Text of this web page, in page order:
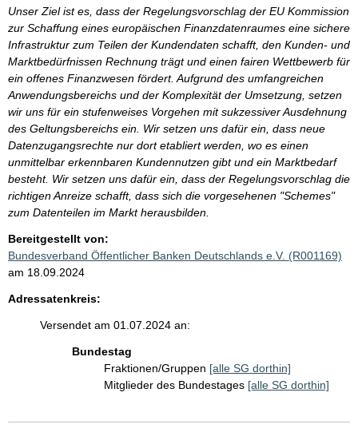
Unser Ziel ist es, dass der Regelungsvorschlag der EU Kommission
zur Schaffung eines europäischen Finanzdatenraumes eine sichere
Infrastruktur zum Teilen der Kundendaten schafft, den Kunden- und
Marktbedürfnissen Rechnung trägt und einen fairen Wettbewerb für
ein offenes Finanzwesen fördert. Aufgrund des umfangreichen
Anwendungsbereichs und der Komplexität der Umsetzung, setzen
wir uns für ein stufenweises Vorgehen mit sukzessiver Ausdehnung
des Geltungsbereichs ein. Wir setzen uns dafür ein, dass neue
Datenzugangsrechte nur dort etabliert werden, wo es einen
unmittelbar erkennbaren Kundennutzen gibt und ein Marktbedarf
besteht. Wir setzen uns dafür ein, dass der Regelungsvorschlag die
richtigen Anreize schafft, dass sich die vorgesehenen "Schemes"
zum Datenteilen im Markt herausbilden.
Bereitgestellt von:
Bundesverband Öffentlicher Banken Deutschlands e.V. (R001169)
am 18.09.2024
Adressatenkreis:
Versendet am 01.07.2024 an:
Bundestag
Fraktionen/Gruppen [alle SG dorthin]
Mitglieder des Bundestages [alle SG dorthin]